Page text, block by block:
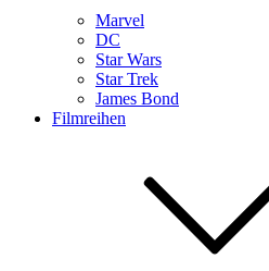
Marvel
DC
Star Wars
Star Trek
James Bond
Filmreihen